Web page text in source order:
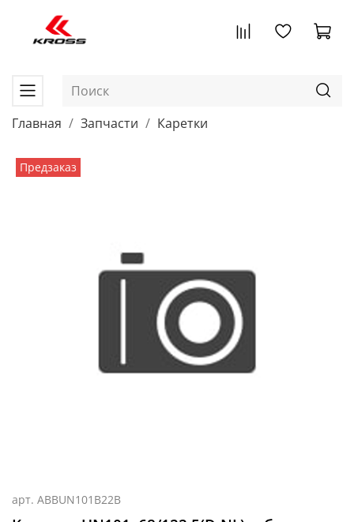
Главная Запчасти Каретки
Предзаказ
арт. ABBUN101B22B